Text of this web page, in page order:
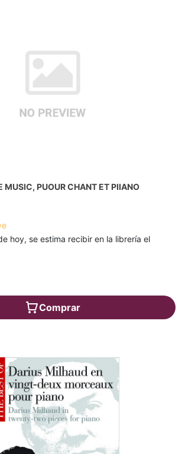
MUSIC, PUOUR CHANT ET PIIANO
hoy, se estima recibir en la librería el
Comprar